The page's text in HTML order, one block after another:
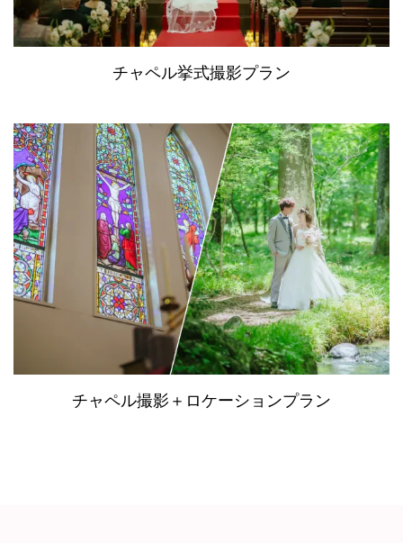
チャペル挙式撮影プラン
チャペル撮影＋ロケーションプラン